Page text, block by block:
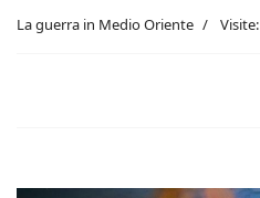
La guerra in Medio Oriente